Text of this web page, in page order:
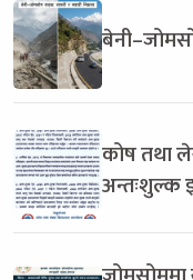
कोष तथा
अन्तःशुल्क